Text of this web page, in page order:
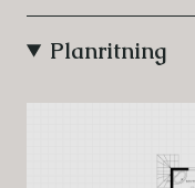
Nacka Golfklubb (5
som söker ett liv i
Planritning